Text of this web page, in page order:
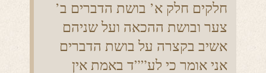
חלקים חלק א’ בושת הדברים ב’
צער ובושת ההכאה ועל שניהם
אשיב בקצרה על בושת הדברים
אני אומר כי לע””ד באמת אין